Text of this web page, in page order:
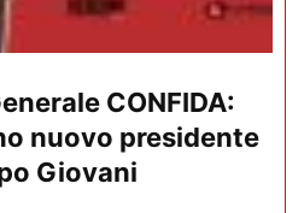
CONFIDA:
nuovo presidente
Giovani